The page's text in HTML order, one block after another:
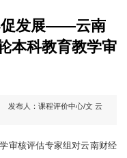
促发展——云南
本科教育教学审
发布人：课程评价中心/文 云
审核评估专家组对云南财经